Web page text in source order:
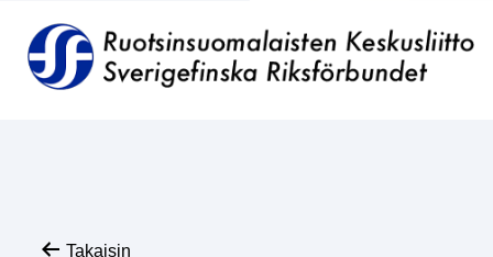
Takaisin